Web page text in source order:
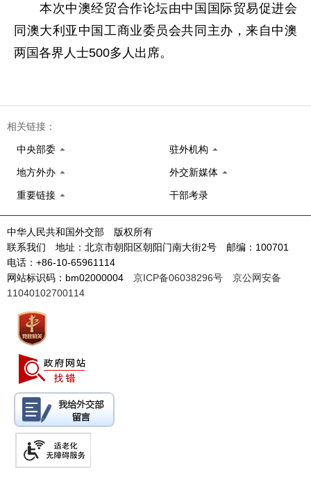
本次中澳经贸合作论坛由中国国际贸易促进会
同澳大利亚中国工商业委员会共同主办，来自中澳
两国各界人士500多人出席。
相关链接：
中央部委 驻外机构
地方外办 外交新媒体
重要链接 干部考录
中华人民共和国外交部 版权所有
联系我们 地址：北京市朝阳区朝阳门南大街2号 邮编：100701
电话：+86-10-65961114
网站标识码：bm02000004 京ICP备06038296号
京公网安备
11040102700114